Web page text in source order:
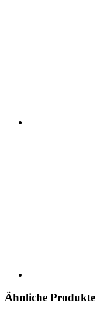
Ähnliche Produkte